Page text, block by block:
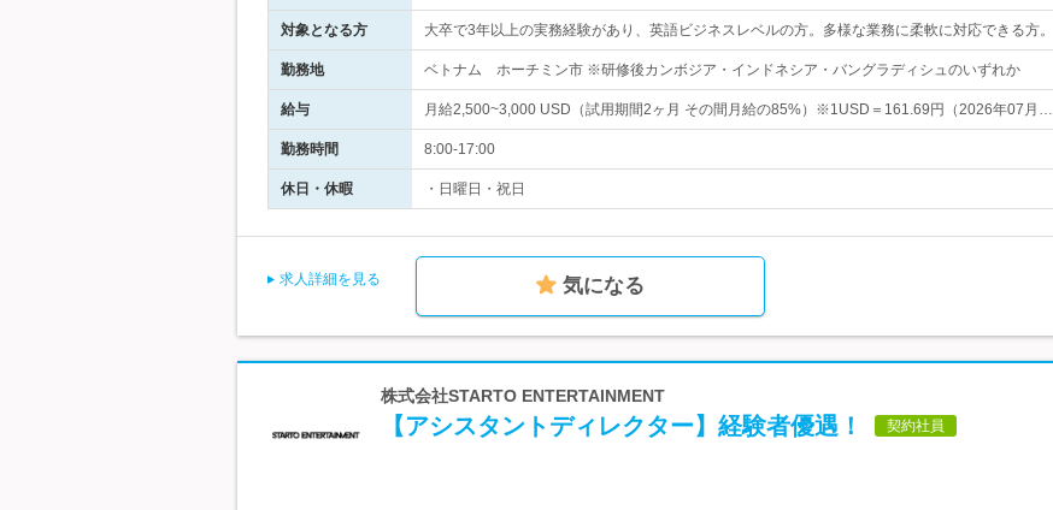
対象となる方 大卒で3年以上の実務経験があり、英語ビジネスレベルの方。多様な業務に柔軟に対応できる方。
勤務地 ベトナム ホーチミン市 ※研修後カンボジア・インドネシア・バングラディシュのいずれか
給与 月給2,500~3,000 USD（試用期間2ヶ月 その間月給の85%）※1USD＝161.69円（2026年07月…
勤務時間 8:00-17:00
休日・休暇 ・日曜日・祝日
求人詳細を見る 気になる
株式会社STARTO ENTERTAINMENT
【アシスタントディレクター】経験者優遇！ 契約社員